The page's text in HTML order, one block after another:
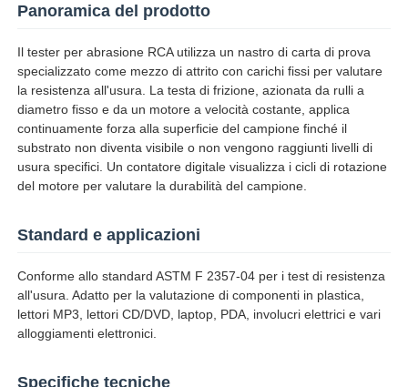
Controllo di qualità
Contattaci
Camera per test ambientali
Macchina di test universale
Panoramica del prodotto
Il tester per abrasione RCA utilizza un nastro di carta di prova
specializzato come mezzo di attrito con carichi fissi per valutare
la resistenza all'usura. La testa di frizione, azionata da rulli a
diametro fisso e da un motore a velocità costante, applica
continuamente forza alla superficie del campione finché il
substrato non diventa visibile o non vengono raggiunti livelli di
usura specifici. Un contatore digitale visualizza i cicli di rotazione
del motore per valutare la durabilità del campione.
Standard e applicazioni
Conforme allo standard ASTM F 2357-04 per i test di resistenza
all'usura. Adatto per la valutazione di componenti in plastica,
lettori MP3, lettori CD/DVD, laptop, PDA, involucri elettrici e vari
alloggiamenti elettronici.
Specifiche tecniche